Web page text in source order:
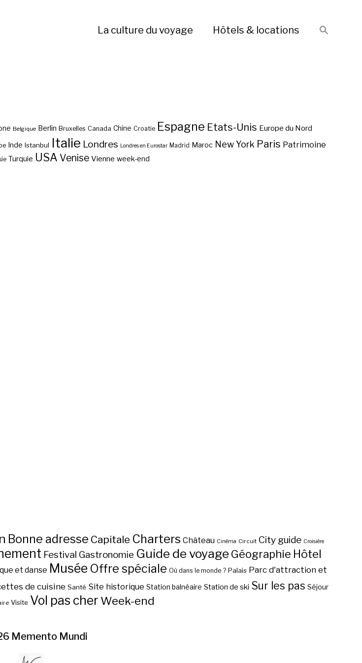
La culture du voyage Hôtels & locations
Belgique Berlin Bruxelles Canada Chine Croatie Espagne Etats-Unis Europe du Nord
Inde Istanbul Italie Londres Londres en Eurostar Madrid Maroc New York Paris Patrimoine
Turquie USA Venise Vienne week-end
Bonne adresse Capitale Charters Château Cinéma Circuit City guide Croisière
Festival Gastronomie Guide de voyage Géographie Hôtel
et danse Musée Offre spéciale Où dans le monde ? Palais Parc d'attraction et
de cuisine Santé Site historique Station balnéaire Station de ski Sur les pas Séjour
Visite Vol pas cher Week-end
Memento Mundi